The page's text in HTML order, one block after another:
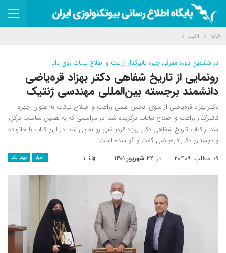
خانه اخبار
در ششمین دوره معرفی چهره تاثیرگذار زراعت و اصلاح نباتات روی داد:
رونمایی از تاریخ شفاهی دکتر بهزاد قره‌یاضی
دانشمند برجسته بین‌المللی مهندسی ژنتیک
دکتر بهزاد قره‌یاضی از سوی انجمن علمی زراعت و اصلاح نباتات به عنوان چهره
تاثیرگذار زراعت و اصلاح نباتات برگزیده شد. در مراسمی که به همین مناسب برگزار
شد از کتاب تاریخ شفاهی دکتر بهزاد قره‌یاضی رو نمایی شد. در این کتاب با خانواده
و دوستان دکتر قره‌یاضی گفت و گو شده است.
اخبار تیتر یک کد مطلب: ۲۰۴۰۹ در ۲۲ شهریور ۱۴۰۱